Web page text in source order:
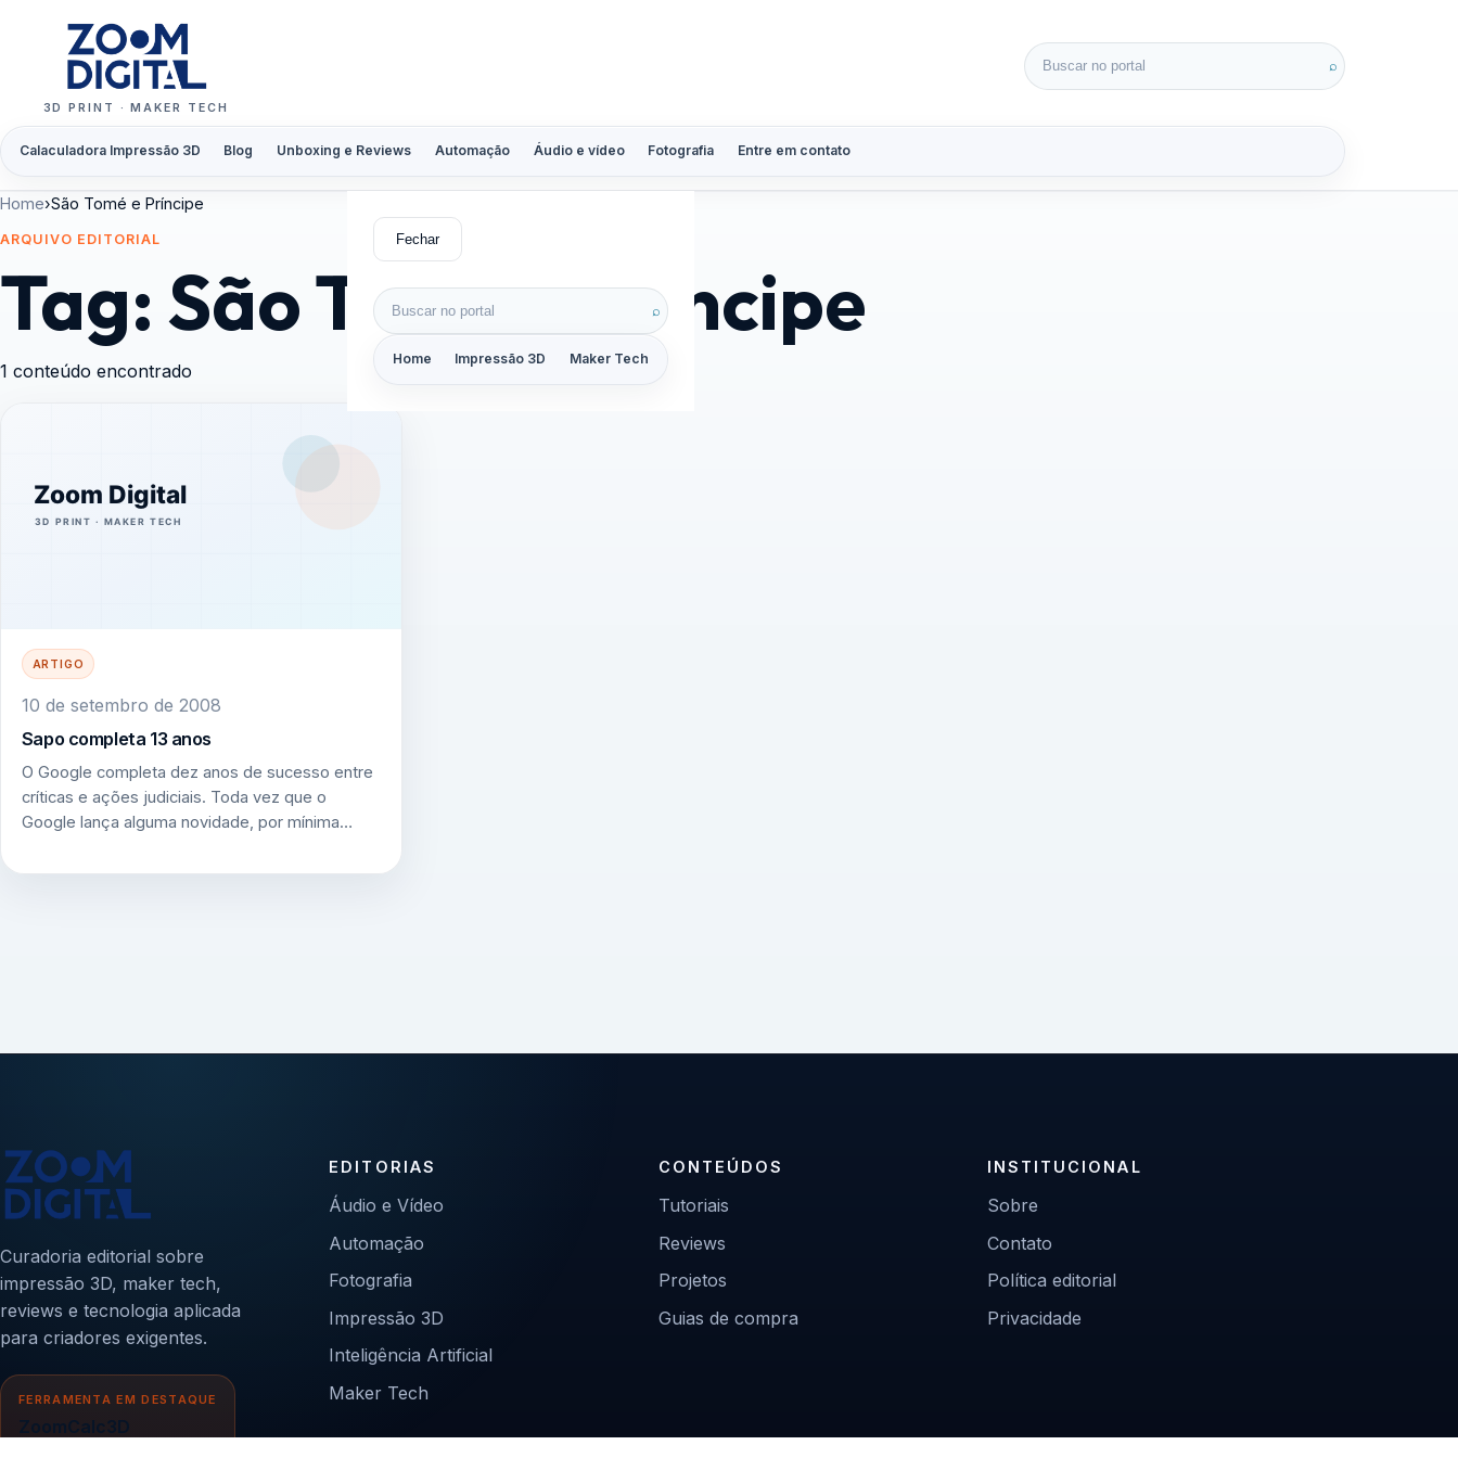
3D PRINT · MAKER TECH
Calaculadora Impressão 3D Blog Unboxing e Reviews Automação Áudio e vídeo Fotografia Entre em contato
Buscar por: ⌕
Fechar
Buscar por: ⌕
Home Impressão 3D Maker Tech
Home›São Tomé e Príncipe
ARQUIVO EDITORIAL
Tag:São Tomé e Príncipe
1 conteúdo encontrado
ARTIGO
10 de setembro de 2008
Sapo completa 13 anos
O Google completa dez anos de sucesso entre
críticas e ações judiciais. Toda vez que o
Google lança alguma novidade, por mínima…
Curadoria editorial sobre
impressão 3D, maker tech,
reviews e tecnologia aplicada
para criadores exigentes.
FERRAMENTA EM DESTAQUE
ZoomCalc3D
EDITORIAS
Áudio e Vídeo
Automação
Fotografia
Impressão 3D
Inteligência Artificial
Maker Tech
CONTEÚDOS
Tutoriais
Reviews
Projetos
Guias de compra
INSTITUCIONAL
Sobre
Contato
Política editorial
Privacidade